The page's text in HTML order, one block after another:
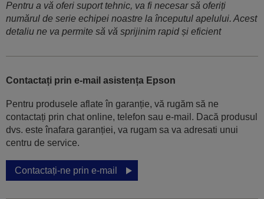
Pentru a vă oferi suport tehnic, va fi necesar să oferiți
numărul de serie echipei noastre la începutul apelului. Acest
detaliu ne va permite să vă sprijinim rapid și eficient
Contactați prin e-mail asistența Epson
Pentru produsele aflate în garanție, vă rugăm să ne
contactați prin chat online, telefon sau e-mail. Dacă produsul
dvs. este înafara garanției, va rugam sa va adresati unui
centru de service.
Contactați-ne prin e-mail